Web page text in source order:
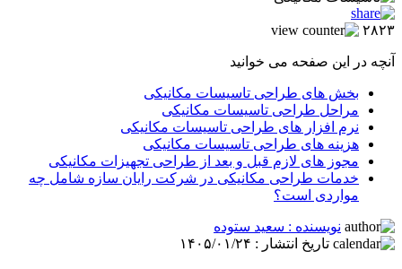
۲۸۲۳
آنچه در این صفحه می خوانید
بخش های طراحی تاسیسات مکانیکی
مراحل طراحی تاسیسات مکانیکی
نرم افزار های طراحی تاسیسات مکانیکی
هزینه های طراحی تاسیسات مکانیکی
مجوز های لازم قبل و بعد از طراحی تجهیزات مکانیکی
خدمات طراحی مکانیکی در شرکت رایان سازه شامل چه
مواردی است؟
نویسنده : سعید ستوده
تاریخ انتشار : ۱۴۰۵/۰۱/۲۴